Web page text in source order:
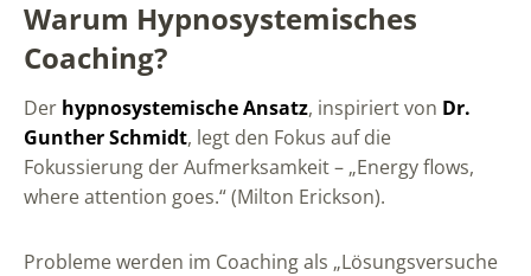
Warum Hypnosystemisches
Coaching?
Der hypnosystemische Ansatz, inspiriert von Dr.
Gunther Schmidt, legt den Fokus auf die
Fokussierung der Aufmerksamkeit – „Energy flows,
where attention goes.“ (Milton Erickson).
Probleme werden im Coaching als „Lösungsversuche